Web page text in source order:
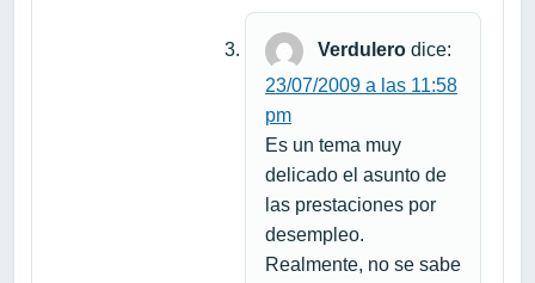
Verdulero dice:
23/07/2009 a las 11:58
pm
Es un tema muy
delicado el asunto de
las prestaciones por
desempleo.
Realmente, no se sabe